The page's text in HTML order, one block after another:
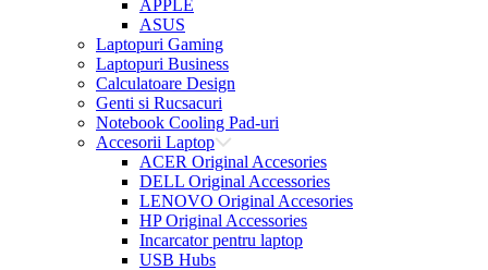
APPLE
ASUS
Laptopuri Gaming
Laptopuri Business
Calculatoare Design
Genti si Rucsacuri
Notebook Cooling Pad-uri
Accesorii Laptop
ACER Original Accesories
DELL Original Accessories
LENOVO Original Accesories
HP Original Accessories
Incarcator pentru laptop
USB Hubs